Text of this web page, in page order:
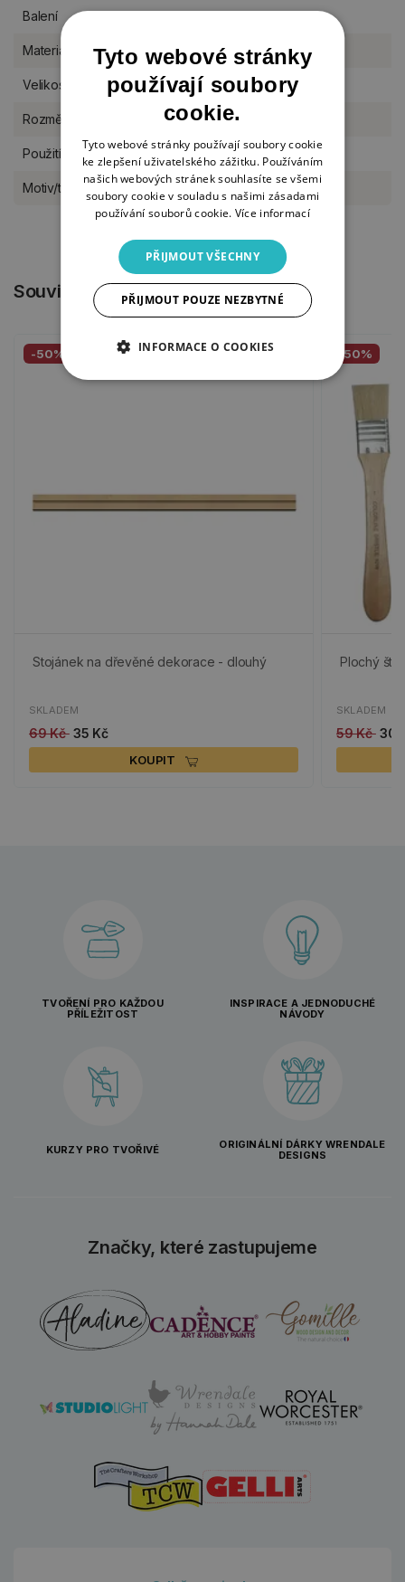
Balení kus
Materiál dřevo
Velikost M (11-17 cm)
Rozměr 11 x 16 cm
Použití na postavení do stojánku
Motiv/téma pro kluky, miminka, pro holky
Související produkty
-50%
Stojánek na dřevěné dekorace - dlouhý
SKLADEM
69 Kč 35 Kč
KOUPIT
-50%
Plochý
SKLADEM
59 Kč 30
TVOŘENÍ PRO KAŽDOU
PŘÍLEŽITOST
INSPIRACE A JEDNODUCHÉ
NÁVODY
KURZY PRO TVOŘIVÉ
ORIGINÁLNÍ DÁRKY WRENDALE
DESIGNS
Značky, které zastupujeme
Tyto webové stránky
používají soubory
cookie.
Tyto webové stránky používají soubory cookie
ke zlepšení uživatelského zážitku. Používáním
našich webových stránek souhlasíte se všemi
soubory cookie v souladu s našimi zásadami
používání souborů cookie. Více informací
PŘIJMOUT VŠECHNY
PŘIJMOUT POUZE NEZBYTNÉ
INFORMACE O COOKIES